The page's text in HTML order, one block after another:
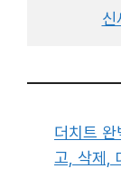
신
더치트
고, 삭제,